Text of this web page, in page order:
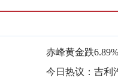
赤峰黄金跌
今日热议：吉利